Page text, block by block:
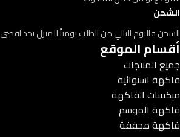
الشحن
الشحن فاليوم التالي من الطلب يومياً للمنزل بحد اقصى 48 ساعة
أقسام الموقع
جميع المنتجات
فاكهة استوائية
ميكسات الفاكهة
فاكهة الموسم
فاكهة مجففة